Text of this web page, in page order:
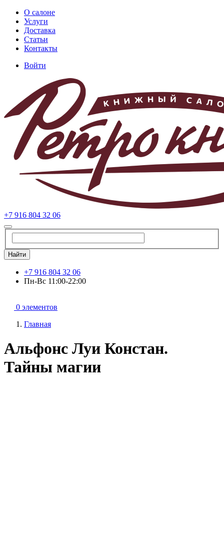
Перейти
основному
содержанию
Основная
навигация
О салоне
Услуги
Доставка
Статьи
Контакты
учётной
записи
пользователя
Войти
+7 916 804 32 06
Найти
+7 916 804 32 06
Пн-Вс 11:00-22:00
0 элементов
Главная
Альфонс Луи Констан.
Тайны магии